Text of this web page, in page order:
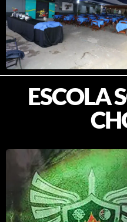
ESCOLA